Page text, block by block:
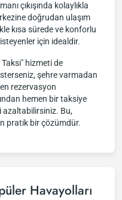
çıkışında kolaylıkla
doğrudan ulaşım
kısa sürede ve konforlu
için idealdir.
Taksi" hizmeti de
şehre varmadan
rezervasyon
hemen bir taksiye
azaltabilirsiniz. Bu,
pratik bir çözümdür.
Havayolları